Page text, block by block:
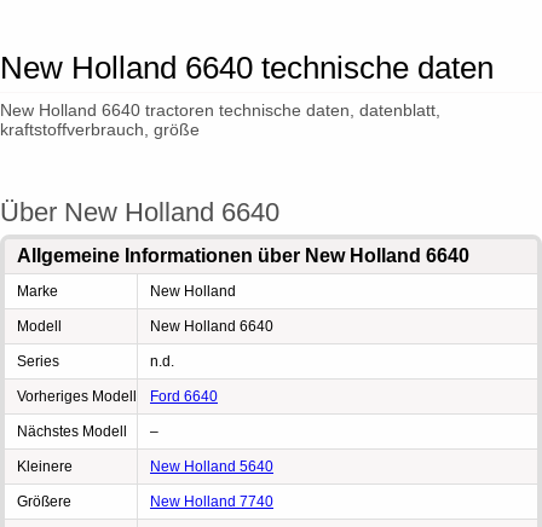
New Holland 6640 technische daten
New Holland 6640 tractoren technische daten, datenblatt,
kraftstoffverbrauch, größe
Über New Holland 6640
Allgemeine Informationen über New Holland 6640
Marke New Holland
Modell New Holland 6640
Series n.d.
Vorheriges Modell Ford 6640
Nächstes Modell –
Kleinere New Holland 5640
Größere New Holland 7740